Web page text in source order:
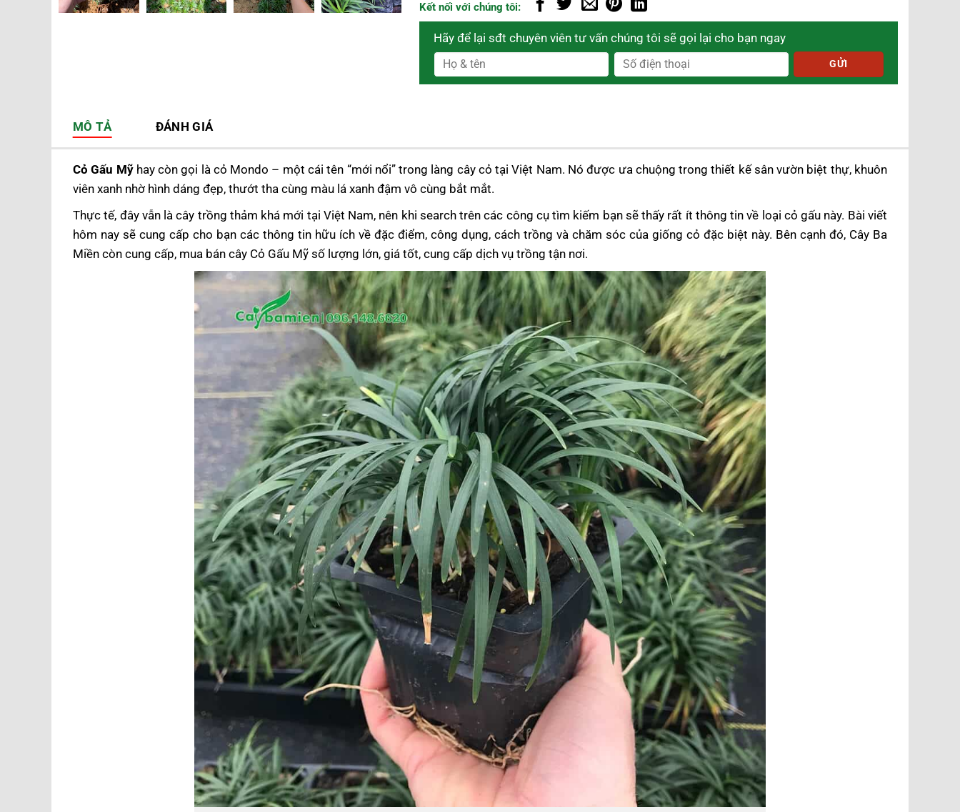
Kết nối với chúng tôi:
Hãy để lại sđt chuyên viên tư vấn chúng tôi sẽ gọi lại cho bạn ngay
MÔ TẢ ĐÁNH GIÁ
Cỏ Gấu Mỹhay còn gọi là cỏ Mondo – một cái tên “mới nổi” trong làng cây cỏ tại Việt Nam. Nó được ưa chuộng trong thiết kế sân vườn biệt thự, khuôn
viên xanh nhờ hình dáng đẹp, thướt tha cùng màu lá xanh đậm vô cùng bắt mắt.
Thực tế, đây vẫn là cây trồng thảm khá mới tại Việt Nam, nên khi search trên các công cụ tìm kiếm bạn sẽ thấy rất ít thông tin về loại cỏ gấu này. Bài viết
hôm nay sẽ cung cấp cho bạn các thông tin hữu ích về đặc điểm, công dụng, cách trồng và chăm sóc của giống cỏ đặc biệt này. Bên cạnh đó, Cây Ba
Miền còn cung cấp, mua bán cây Cỏ Gấu Mỹ số lượng lớn, giá tốt, cung cấp dịch vụ trồng tận nơi.